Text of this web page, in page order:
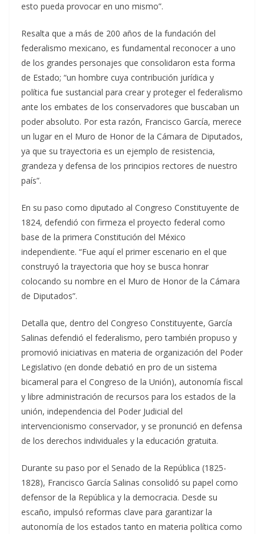
esto pueda provocar en uno mismo”.
Resalta que a más de 200 años de la fundación del
federalismo mexicano, es fundamental reconocer a uno
de los grandes personajes que consolidaron esta forma
de Estado; “un hombre cuya contribución jurídica y
política fue sustancial para crear y proteger el federalismo
ante los embates de los conservadores que buscaban un
poder absoluto. Por esta razón, Francisco García, merece
un lugar en el Muro de Honor de la Cámara de Diputados,
ya que su trayectoria es un ejemplo de resistencia,
grandeza y defensa de los principios rectores de nuestro
país”.
En su paso como diputado al Congreso Constituyente de
1824, defendió con firmeza el proyecto federal como
base de la primera Constitución del México
independiente. “Fue aquí el primer escenario en el que
construyó la trayectoria que hoy se busca honrar
colocando su nombre en el Muro de Honor de la Cámara
de Diputados”.
Detalla que, dentro del Congreso Constituyente, García
Salinas defendió el federalismo, pero también propuso y
promovió iniciativas en materia de organización del Poder
Legislativo (en donde debatió en pro de un sistema
bicameral para el Congreso de la Unión), autonomía fiscal
y libre administración de recursos para los estados de la
unión, independencia del Poder Judicial del
intervencionismo conservador, y se pronunció en defensa
de los derechos individuales y la educación gratuita.
Durante su paso por el Senado de la República (1825-
1828), Francisco García Salinas consolidó su papel como
defensor de la República y la democracia. Desde su
escaño, impulsó reformas clave para garantizar la
autonomía de los estados tanto en materia política como